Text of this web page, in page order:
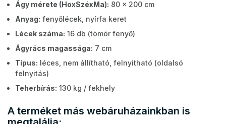
Ágy mérete (HoxSzéxMa): 80 x 200 cm
Anyag: fenyőlécek, nyírfa keret
Lécek száma: 16 db (tömör fenyő)
Ágyrács magassága: 7 cm
Típus: léces, nem állítható, felnyitható (oldalsó
felnyitás)
Teherbírás: 130 kg / fekhely
A terméket más webáruházainkban is